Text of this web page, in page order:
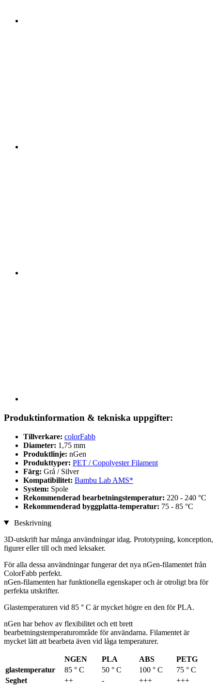
Produktinformation & tekniska uppgifter:
Tillverkare: colorFabb
Diameter: 1,75 mm
Produktlinje: nGen
Produkttyper: PET / Copolyester Filament
Färg: Grå / Silver
Kompatibilitet: Bambu Lab AMS*
System: Spole
Rekommenderad bearbetningstemperatur: 220 - 240 °C
Rekommenderad byggplatta-temperatur: 75 - 85 °C
Beskrivning
3D-utskrift har många användningar idag. Prototypning, konception,
figurer eller till och med leksaker.
För alla dessa användningar fungerar det nya nGen-filamentet från
ColorFabb perfekt.
nGen-filamenten har funktionella egenskaper och är otroligt bra för
perfekta utskrifter.
Glastemperaturen vid 85 ° C är mycket högre en den för PLA.
nGen har behov av flexibilitet och ett brett
bearbetningstemperaturområde för användarna. Filamentet är
mycket lätt att bearbeta även vid låga temperaturer.
NGEN PLA ABS
PETG
glastemperatur
85 ° C 50 ° C 100 ° C
75 ° C
Seghet
++ - +++
+++